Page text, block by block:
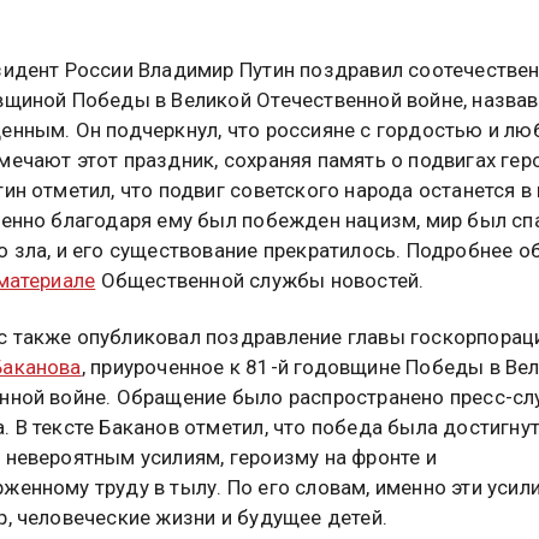
России Владимир Путин поздравил
Победы в Великой Отечественной войне, назвав
Он подчеркнул, что россияне с гордостью и
этот праздник, сохраняя память о подвигах
отметил, что подвиг советского народа останется в
благодаря ему был побежден нацизм, мир был
зла, и его существование прекратилось. Подробнее
Общественной службы новостей.
также опубликовал поздравление главы
, приуроченное к 81-й годовщине Победы в
войне. Обращение было распространено пресс-
В тексте Баканов отметил, что победа была
невероятным усилиям, героизму на фронте и
труду в тылу. По его словам, именно эти
человеческие жизни и будущее детей.